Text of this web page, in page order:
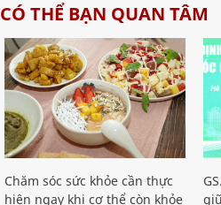
CÓ THỂ BẠN QUAN TÂM
Chăm sóc sức khỏe cần thực
hiện ngay khi cơ thể còn khỏe